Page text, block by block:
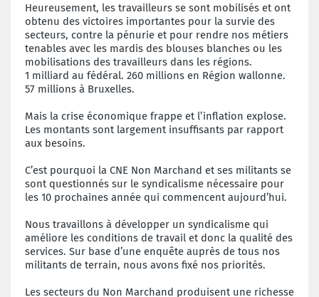
Heureusement, les travailleurs se sont mobilisés et ont
obtenu des victoires importantes pour la survie des
secteurs, contre la pénurie et pour rendre nos métiers
tenables avec les mardis des blouses blanches ou les
mobilisations des travailleurs dans les régions.
1 milliard au fédéral. 260 millions en Région wallonne.
57 millions à Bruxelles.
Mais la crise économique frappe et l’inflation explose.
Les montants sont largement insuffisants par rapport
aux besoins.
C’est pourquoi la CNE Non Marchand et ses militants se
sont questionnés sur le syndicalisme nécessaire pour
les 10 prochaines année qui commencent aujourd’hui.
Nous travaillons à développer un syndicalisme qui
améliore les conditions de travail et donc la qualité des
services. Sur base d’une enquête auprès de tous nos
militants de terrain, nous avons fixé nos priorités.
Les secteurs du Non Marchand produisent une richesse